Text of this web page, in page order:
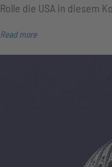
Rolle die USA in diesem
Read more